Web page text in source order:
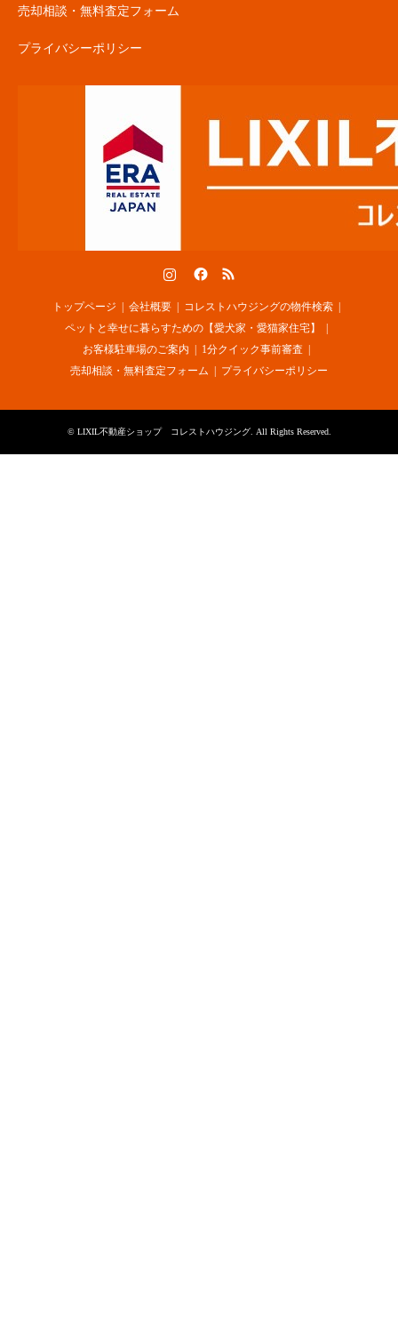
売却相談・無料査定フォーム
プライバシーポリシー
トップページ 会社概要
コレストハウジングの物件検索
ペットと幸せに暮らすための【愛犬家・愛猫家住宅】
お客様駐車場のご案内
1分クイック事前審査
売却相談・無料査定フォーム
プライバシーポリシー
© LIXIL不動産ショップ コレストハウジング. All Rights Reserved.